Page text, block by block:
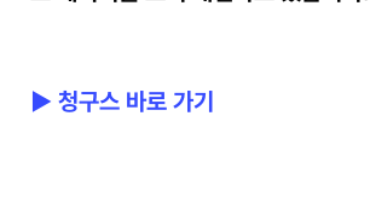
▶ 청구스 바로 가기